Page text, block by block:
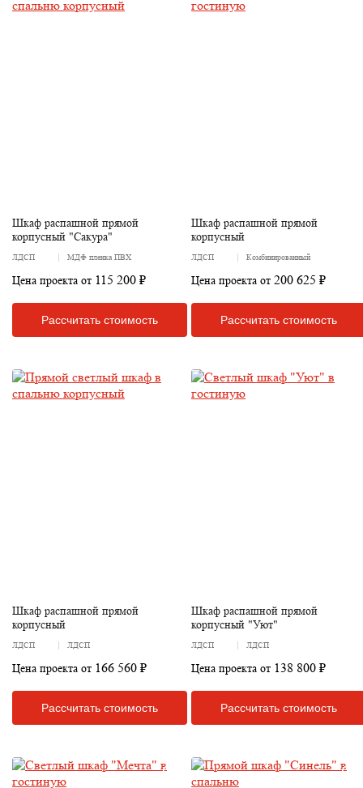
Шкаф распашной прямой
корпусный "Сакура"
ЛДСП МДФ пленка ПВХ
Цена проекта от 115 200 ₽
Рассчитать стоимость
Шкаф распашной прямой
корпусный
ЛДСП Комбинированный
Цена проекта от 200 625 ₽
Рассчитать стоимость
Шкаф распашной прямой
корпусный
ЛДСП ЛДСП
Цена проекта от 166 560 ₽
Рассчитать стоимость
Шкаф распашной прямой
корпусный "Уют"
ЛДСП ЛДСП
Цена проекта от 138 800 ₽
Рассчитать стоимость